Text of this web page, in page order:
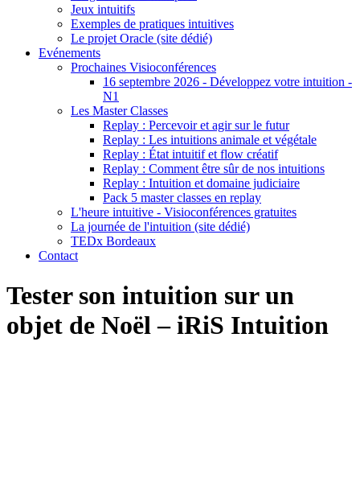
Jeux intuitifs
Exemples de pratiques intuitives
Le projet Oracle (site dédié)
Evénements
Prochaines Visioconférences
16 septembre 2026 - Développez votre intuition -
N1
Les Master Classes
Replay : Percevoir et agir sur le futur
Replay : Les intuitions animale et végétale
Replay : État intuitif et flow créatif
Replay : Comment être sûr de nos intuitions
Replay : Intuition et domaine judiciaire
Pack 5 master classes en replay
L'heure intuitive - Visioconférences gratuites
La journée de l'intuition (site dédié)
TEDx Bordeaux
Contact
Tester son intuition sur un
objet de Noël – iRiS Intuition